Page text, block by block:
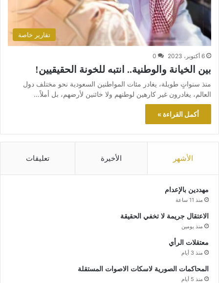
تقارير خاصة
6 أكتوبر، 2023 0
بين الخيانة والوطنية.. انتبه للخونة الحقيقيين!
منذ سنواتٍ طويلة، يغادر مئات المواطنين السعودية نحو مختلف دول
العالم، يغادرون غير كارهين لوطنهم ولا خائنين لأرضهم، بل أملاً…
أكمل القراءة »
الأشهر الأخيرة تعليقات
مهددين بالإعدام
منذ 11 ساعة
الاعتقال جريمة لا تخفي الحقيقة
منذ يومين
معتقلات الرأي
منذ 3 أيام
المحاكمات الصورية لاسكات الاصوات المستقلة
منذ 5 أيام